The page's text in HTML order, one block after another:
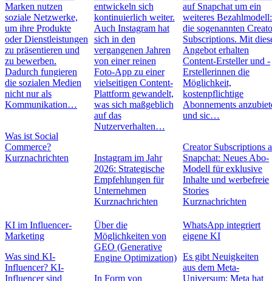
Marken nutzen
soziale Netzwerke,
um ihre Produkte
oder Dienstleistungen
zu präsentieren und
zu bewerben.
Dadurch fungieren
die sozialen Medien
nicht nur als
Kommunikation…
Was ist Social
Commerce?
Kurznachrichten
entwickeln sich
kontinuierlich weiter.
Auch Instagram hat
sich in den
vergangenen Jahren
von einer reinen
Foto-App zu einer
vielseitigen Content-
Plattform gewandelt,
was sich maßgeblich
auf das
Nutzerverhalten…
Instagram im Jahr
2026: Strategische
Empfehlungen für
Unternehmen
Kurznachrichten
auf Snapchat um ein
weiteres Bezahlmodell:
die sogenannten
Subscriptions. Mit
Angebot erhalten
Content-Ersteller und -
Erstellerinnen die
Möglichkeit,
kostenpflichtige
Abonnements
und sic…
Creator Subscriptions
Snapchat: Neues Abo-
Modell für exklusive
Inhalte und werbefreie
Stories
Kurznachrichten
KI im Influencer-
Marketing
Was sind KI-
Influencer? KI-
Influencer sind
Über die
Möglichkeiten von
GEO (Generative
Engine Optimization)
In Form von
WhatsApp integriert
eigene KI
Es gibt Neuigkeiten
aus dem Meta-
Universum: Meta hat